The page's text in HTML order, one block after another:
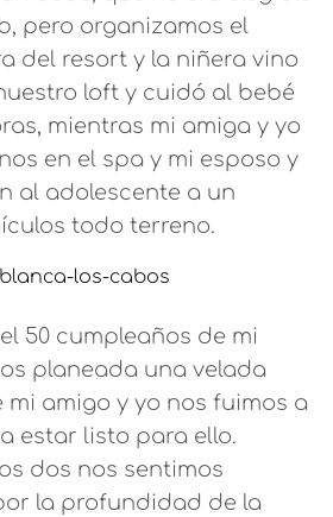
pero organizamos el
del resort y la niñera vino
loft y cuidó al bebé
mientras mi amiga y yo
en el spa y mi esposo y
al adolescente a un
todo terreno.
50 cumpleaños de mi
planeada una velada
mi amigo y yo nos fuimos a
estar listo para ello.
dos nos sentimos
la profundidad de la